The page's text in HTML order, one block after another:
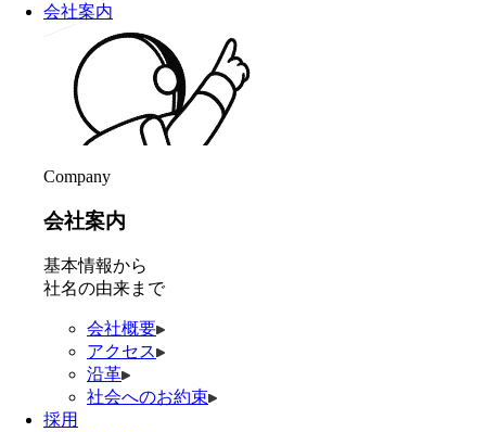
会社案内
Company
会社案内
基本情報から
社名の由来まで
会社概要
アクセス
沿革
社会へのお約束
採用